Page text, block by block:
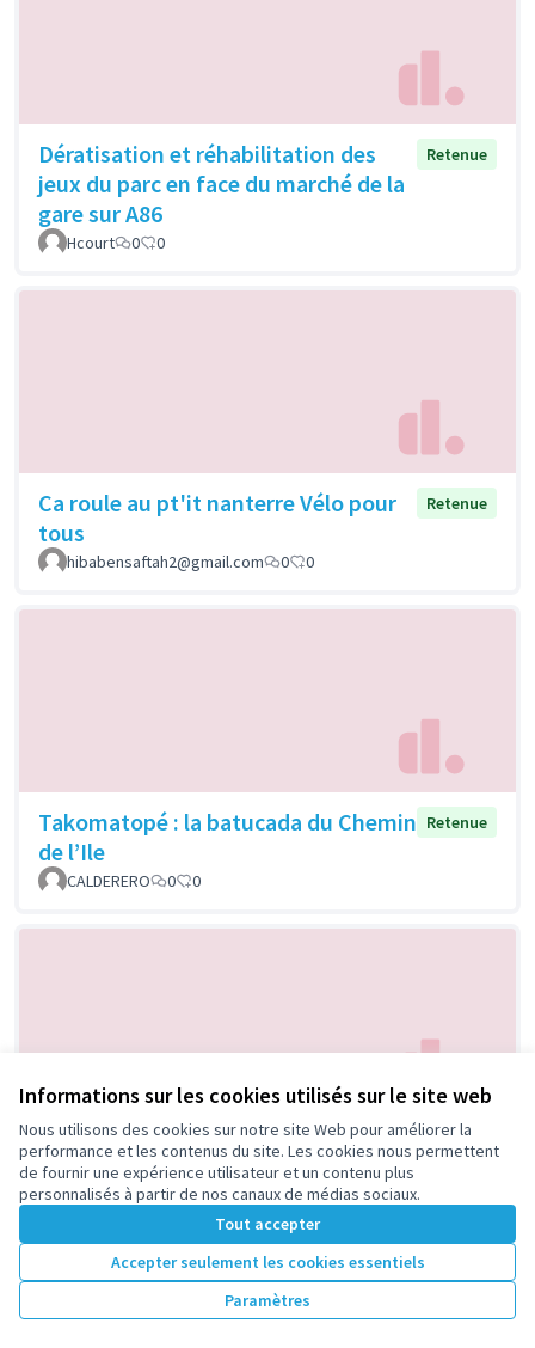
Informations sur les cookies utilisés sur le site web
Nous utilisons des cookies sur notre site Web pour améliorer la
performance et les contenus du site. Les cookies nous permettent
de fournir une expérience utilisateur et un contenu plus
personnalisés à partir de nos canaux de médias sociaux.
Tout accepter
Accepter seulement les cookies essentiels
Paramètres
Dératisation et réhabilitation des
jeux du parc en face du marché de la
gare sur A86
Retenue
Hcourt 0 0
Ca roule au pt'it nanterre Vélo pour
tous
Retenue
hibabensaftah2@gmail.com 0 0
Takomatopé : la batucada du Chemin
de l’Ile
Retenue
CALDERERO 0 0
Animations autour du livre à paraître
en 2019 sur le « quartier historique
de La Folie »
Retenue
0